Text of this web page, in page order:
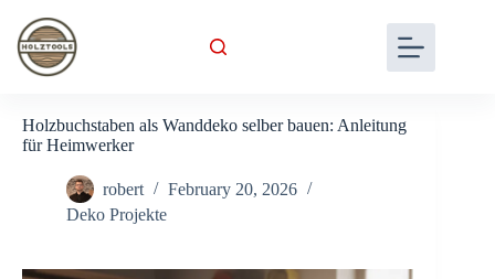
content
Holzbuchstaben als Wanddeko selber bauen: Anleitung
für Heimwerker
robert
February 20, 2026
Deko Projekte